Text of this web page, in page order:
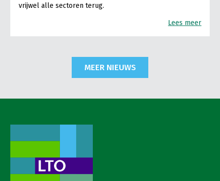
vrijwel alle sectoren terug.
Lees meer
MEER NIEUWS